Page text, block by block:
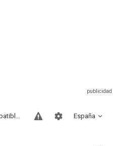
España
Sitios compatibles